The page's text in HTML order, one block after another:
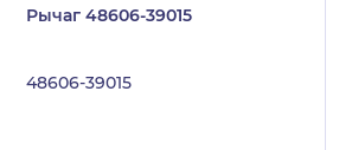
Рычаг 48606-39015
48606-39015